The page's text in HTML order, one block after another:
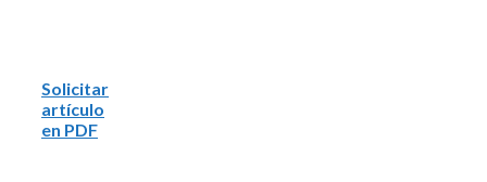
Solicitar
artículo
en PDF